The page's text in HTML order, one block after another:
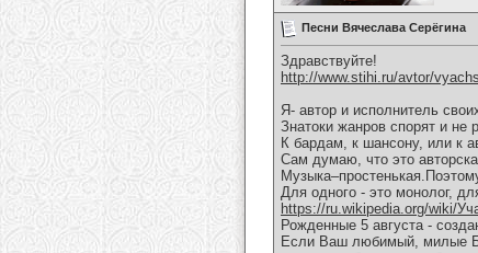
Песни Вячеслава Серёгина
Здравствуйте!
http://www.stihi.ru/avtor/
Я- автор и исполнитель
Знатоки жанров спорят и не
К бардам, к шансону, или к
Сам думаю, что это
Для одного - это монолог,
https://ru.wikipedia.org/wiki/
Рожденные 5 августа -
Если Ваш любимый, милые